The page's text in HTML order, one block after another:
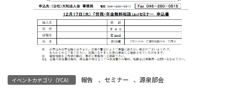
イベントカテゴリ（YCA） 報告 、 セミナー 、源泉部会